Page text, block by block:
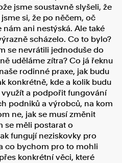
jsme soustavně slyšeli, že
si, že po něčem, oč
ani nestýská. Ale také
scházelo. Co to bylo?
se nevrátili jednoduše do
uděláme zítra? Co já řeknu
rodinné praxe, jak budu
konkrétně, kde a kolik budu
a podpořit fungování
podniků a výrobců, na kom
ne, jak se musí změnit
se měli postarat o
fungují neziskovky pro
co bychom pro to mohli
konkrétní věci, které